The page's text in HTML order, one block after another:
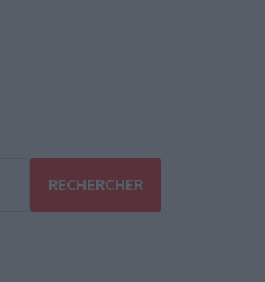
RECHERCHER